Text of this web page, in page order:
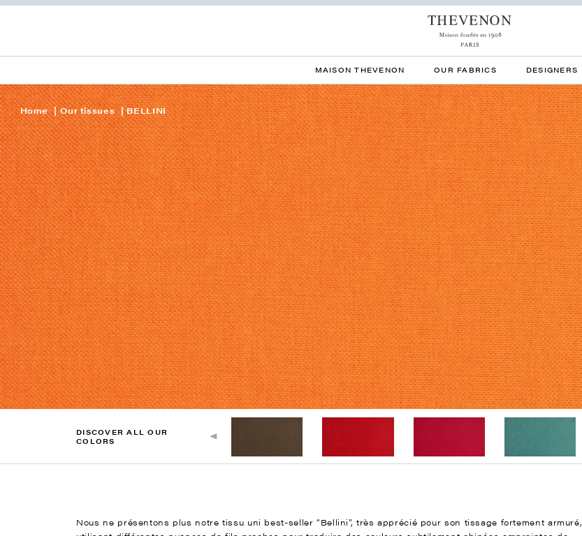
MAISON THEVENON OUR FABRICS DESIGNERS
Home Our tissues BELLINI
DISCOVER ALL OUR
COLORS
Nous ne présentons plus notre tissu uni best-seller “Bellini”, très apprécié pour son tissage fortement armuré,